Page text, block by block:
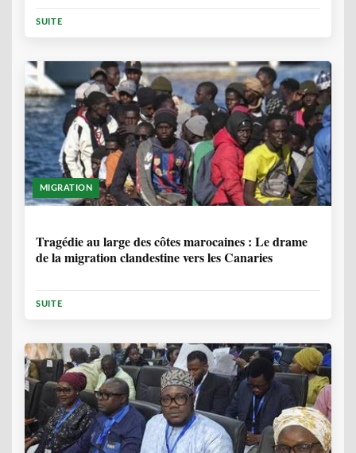
SUITE
MIGRATION
Tragédie au large des côtes marocaines : Le drame
de la migration clandestine vers les Canaries
SUITE